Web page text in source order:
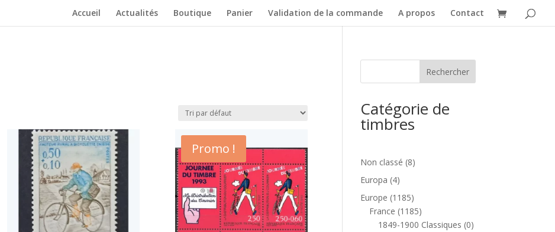
Accueil Actualités Boutique Panier Validation de la commande A propos Contact
Promo !
Catégorie de
timbres
Non classé 88
Europa 44
produits
Europe 11851185
produits
France 11851185
produits
1849-1900 Classiques 00